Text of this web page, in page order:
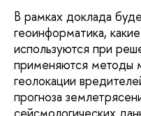
В рамках доклада
геоинформатика,
используются при
применяются методы
геолокации
прогноза